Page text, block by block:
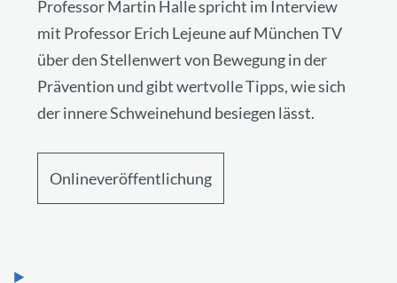
Professor Martin Halle spricht im Interview
mit Professor Erich Lejeune auf München TV
über den Stellenwert von Bewegung in der
Prävention und gibt wertvolle Tipps, wie sich
der innere Schweinehund besiegen lässt.
Onlineveröffentlichung